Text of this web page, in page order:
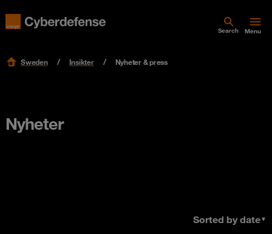
Search Menu
Sweden Insikter Nyheter & press
Nyheter
Sorted by date▼